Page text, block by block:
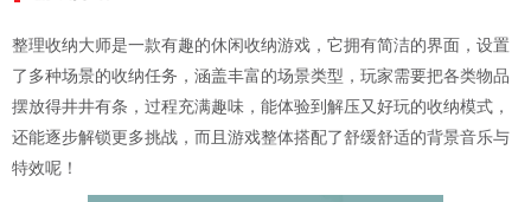
整理收纳大师是一款有趣的休闲收纳游戏，它拥有简洁的界面，设置
了多种场景的收纳任务，涵盖丰富的场景类型，玩家需要把各类物品
摆放得井井有条，过程充满趣味，能体验到解压又好玩的收纳模式，
还能逐步解锁更多挑战，而且游戏整体搭配了舒缓舒适的背景音乐与
特效呢！